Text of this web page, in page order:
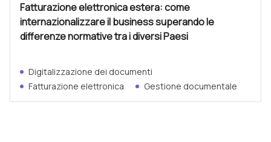
Fatturazione elettronica estera: come
internazionalizzare il business superando le
differenze normative tra i diversi Paesi
Digitalizzazione dei documenti
Fatturazione elettronica
Gestione documentale